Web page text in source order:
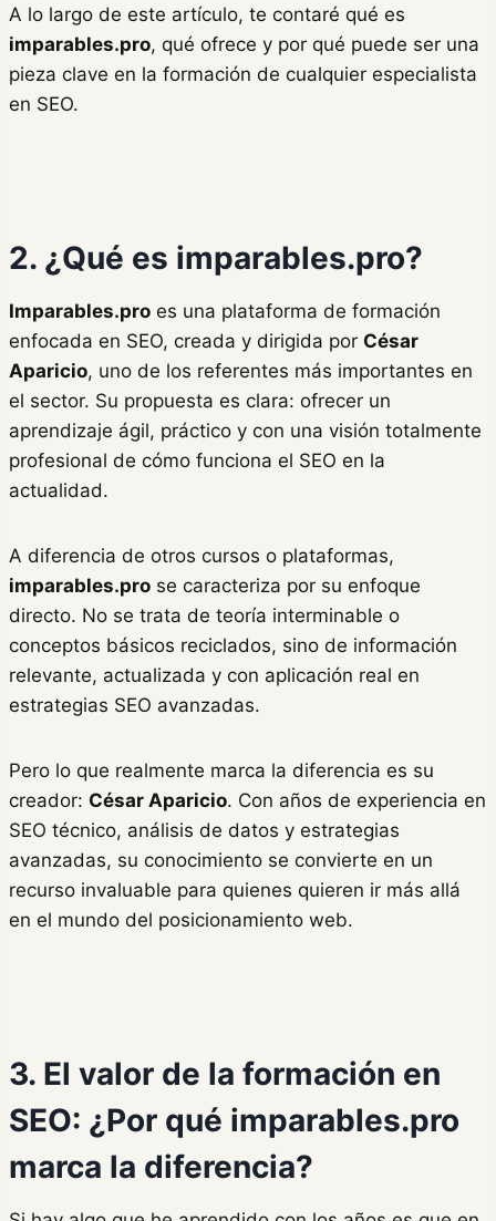
A lo largo de este artículo, te contaré qué es
imparables.pro, qué ofrece y por qué puede ser una
pieza clave en la formación de cualquier especialista
en SEO.
2. ¿Qué es imparables.pro?
Imparables.pro es una plataforma de formación
enfocada en SEO, creada y dirigida por César
Aparicio, uno de los referentes más importantes en
el sector. Su propuesta es clara: ofrecer un
aprendizaje ágil, práctico y con una visión totalmente
profesional de cómo funciona el SEO en la
actualidad.
A diferencia de otros cursos o plataformas,
imparables.pro se caracteriza por su enfoque
directo. No se trata de teoría interminable o
conceptos básicos reciclados, sino de información
relevante, actualizada y con aplicación real en
estrategias SEO avanzadas.
Pero lo que realmente marca la diferencia es su
creador: César Aparicio. Con años de experiencia en
SEO técnico, análisis de datos y estrategias
avanzadas, su conocimiento se convierte en un
recurso invaluable para quienes quieren ir más allá
en el mundo del posicionamiento web.
3. El valor de la formación en
SEO: ¿Por qué imparables.pro
marca la diferencia?